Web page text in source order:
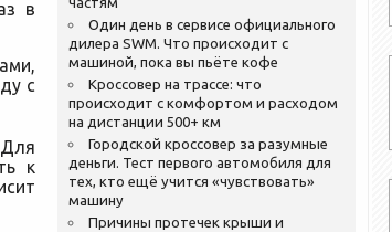
в
с
к
Один день в сервисе официального
дилера SWM. Что происходит с
машиной, пока вы пьёте кофе
Кроссовер на трассе: что
происходит с комфортом и расходом
на дистанции 500+ км
Городской кроссовер за разумные
деньги. Тест первого автомобиля для
тех, кто ещё учится «чувствовать»
машину
Причины протечек крыши и